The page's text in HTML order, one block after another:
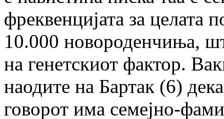
фреквенцијата за целата
10.000 новороденчиња,
на генетскиот фактор.
наодите на Бартак (6)
говорот има семејно-